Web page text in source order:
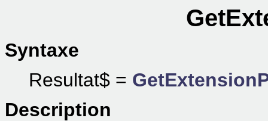
Syntaxe
Resultat$ =
Description